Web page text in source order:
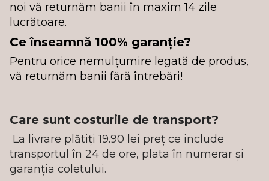
noi vă returnăm banii în maxim 14 zile
lucrătoare.
Ce înseamnă 100% garanție?
Pentru orice nemulțumire legată de produs,
vă returnăm banii fără întrebări!
Care sunt costurile de transport?
La livrare plătiți 19.90 lei preț ce include
transportul în 24 de ore, plata în numerar și
garanția coletului.